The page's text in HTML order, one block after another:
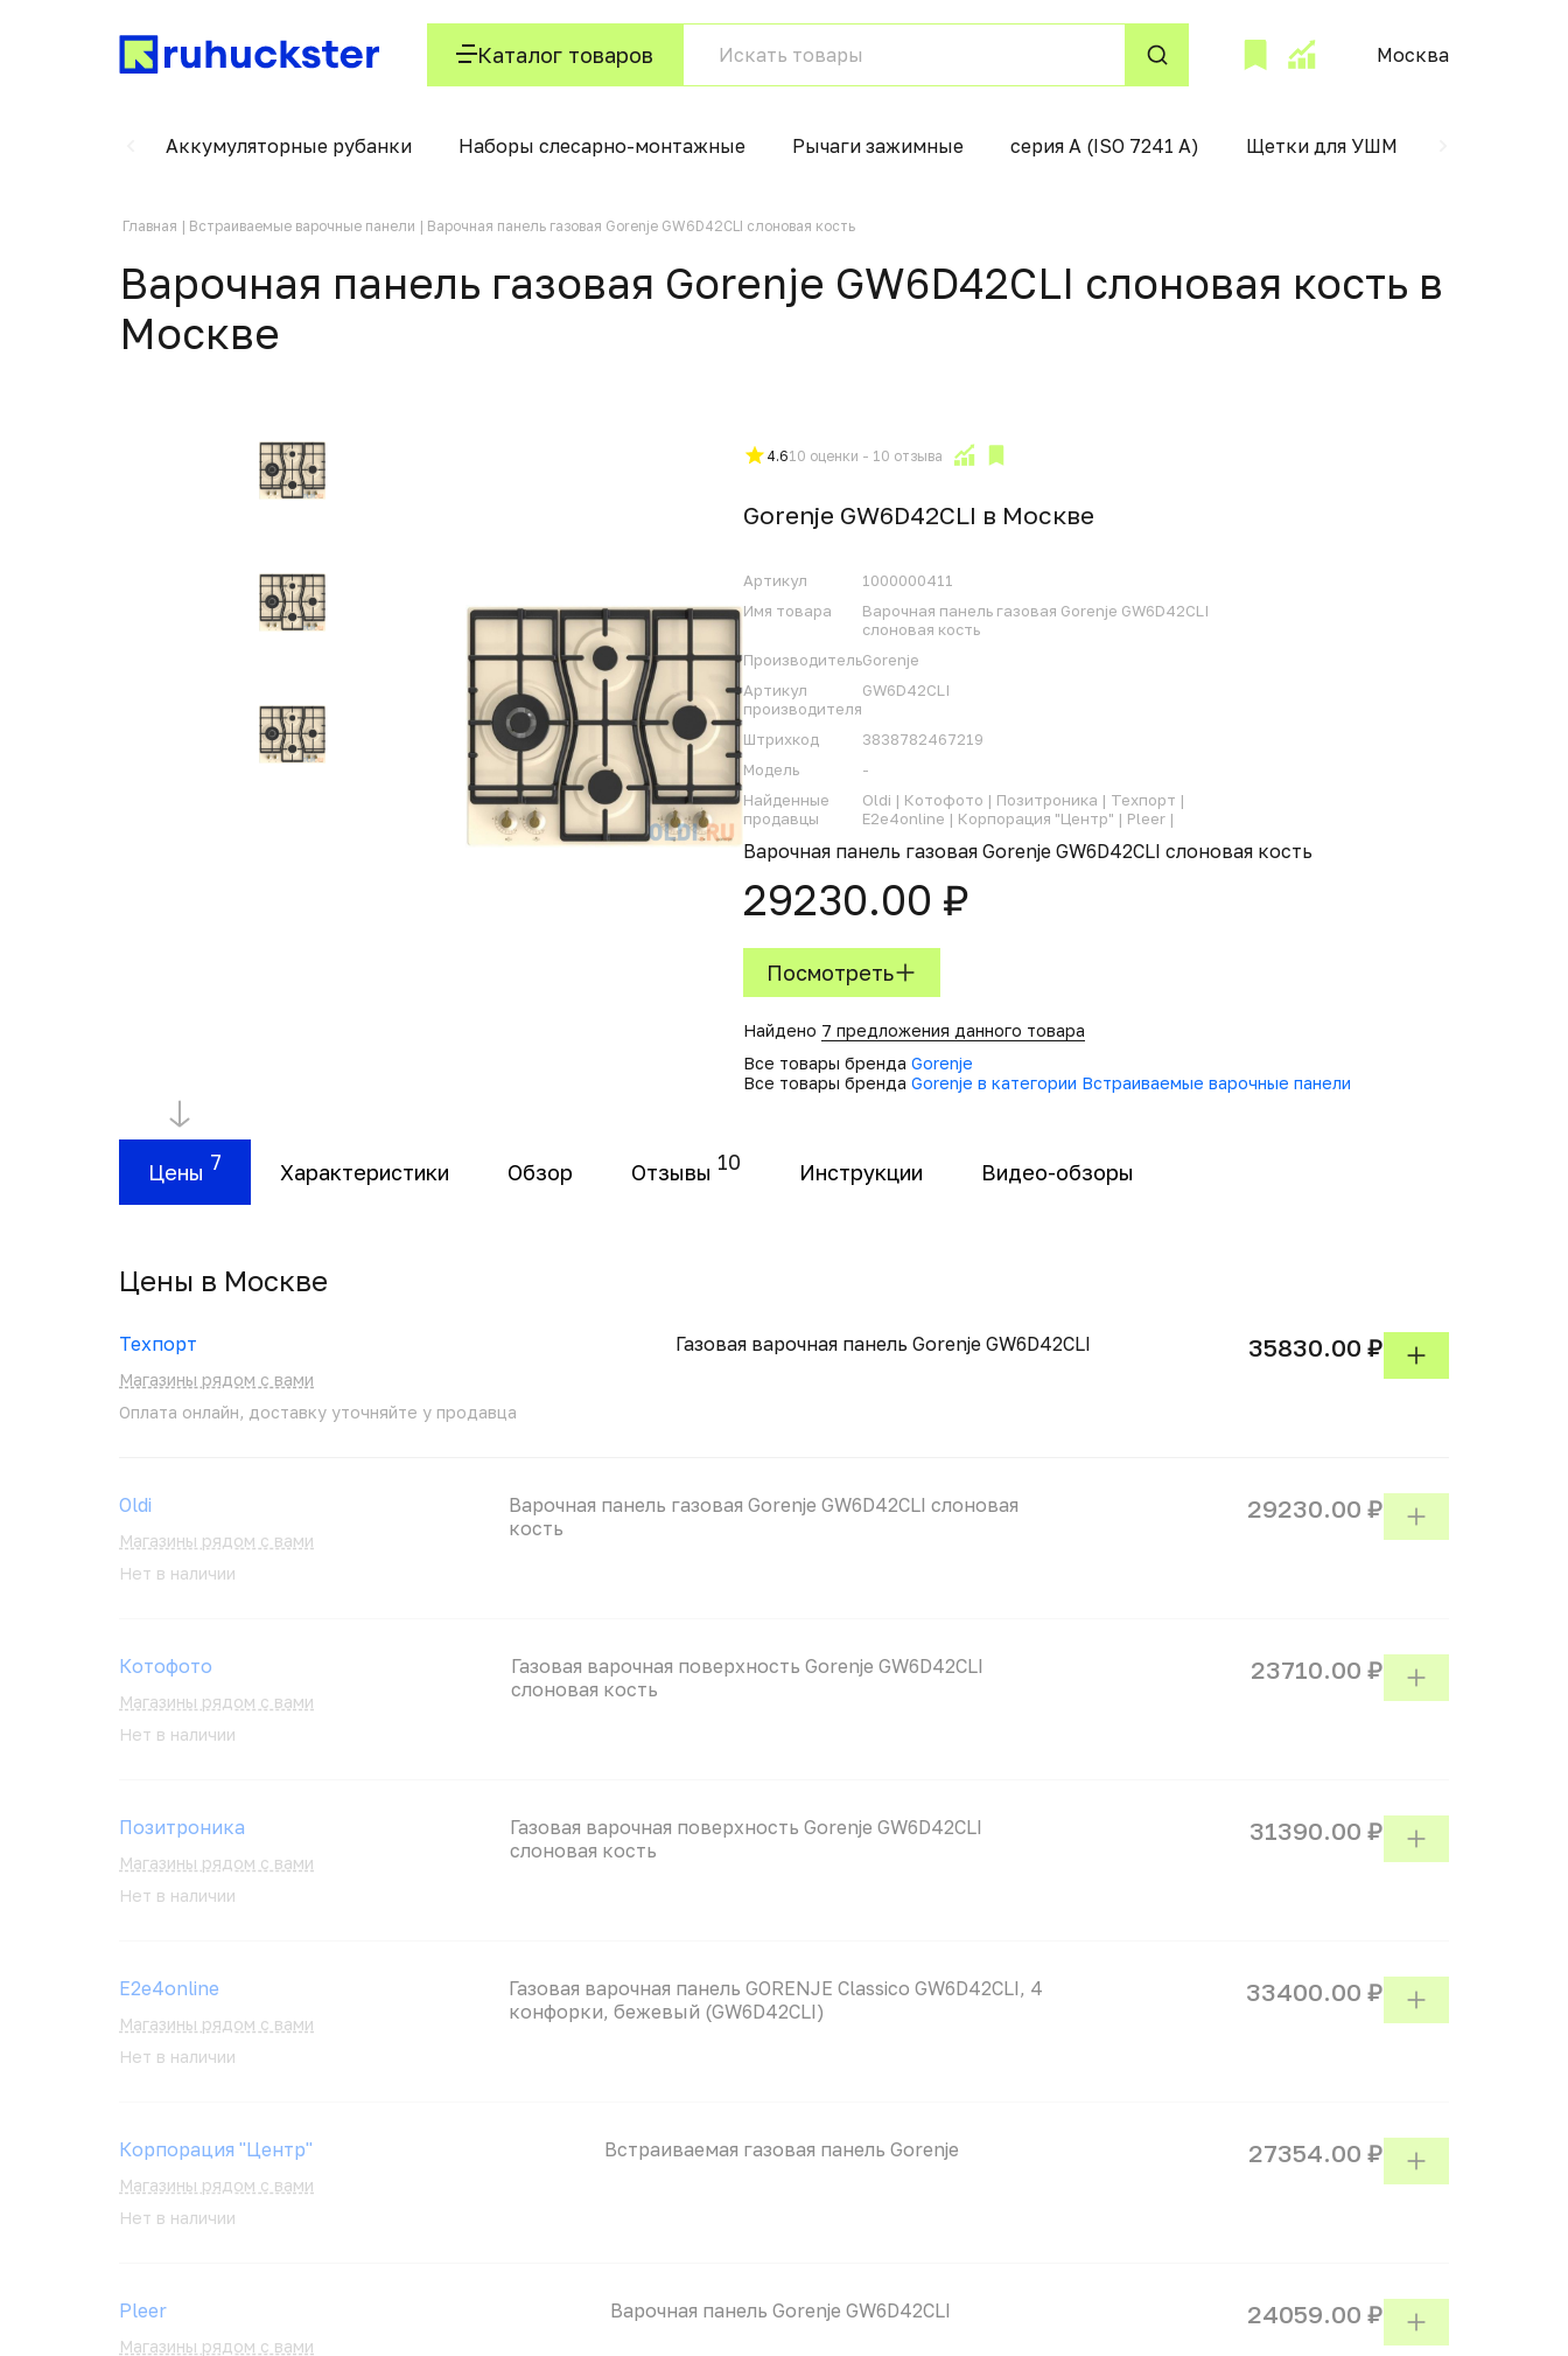
Каталог товаров Москва
Аккумуляторные рубанки Наборы слесарно-монтажные Рычаги зажимные серия А (ISO 7241 А) Щетки для УШМ
Главная Встраиваемые варочные панели Варочная панель газовая Gorenje GW6D42CLI слоновая кость
Варочная панель газовая Gorenje GW6D42CLI слоновая кость в
Москвe
4.610 оценки - 10 отзыва
Gorenje GW6D42CLI в Москвe
Артикул
1000000411
Имя товара
Варочная панель газовая Gorenje GW6D42CLI
слоновая кость
ПроизводительGorenje
Артикул
производителя
GW6D42CLI
Штрихкод
3838782467219
Модель
-
Найденные
продавцы
Oldi | Котофото | Позитроника | Техпорт |
E2e4online | Корпорация "Центр" | Pleer |
Варочная панель газовая Gorenje GW6D42CLI слоновая кость
29230.00 ₽
Посмотреть
Найдено 7 предложения данного товара
Все товары бренда Gorenje
Все товары бренда Gorenje в категории Встраиваемые варочные панели
Цены 7 Характеристики Обзор Отзывы 10 Инструкции Видео-обзоры
Цены в Москвe
Техпорт
Магазины рядом с вами
Оплата онлайн, доставку уточняйте у продавца
Газовая варочная панель Gorenje GW6D42CLI 35830.00 ₽
Oldi
Магазины рядом с вами
Нет в наличии
Варочная панель газовая Gorenje GW6D42CLI слоновая
кость
29230.00 ₽
Котофото
Магазины рядом с вами
Нет в наличии
Газовая варочная поверхность Gorenje GW6D42CLI
слоновая кость
23710.00 ₽
Позитроника
Магазины рядом с вами
Нет в наличии
Газовая варочная поверхность Gorenje GW6D42CLI
слоновая кость
31390.00 ₽
E2e4online
Магазины рядом с вами
Нет в наличии
Газовая варочная панель GORENJE Classico GW6D42CLI, 4
конфорки, бежевый (GW6D42CLI)
33400.00 ₽
Корпорация "Центр"
Магазины рядом с вами
Нет в наличии
Встраиваемая газовая панель Gorenje 27354.00 ₽
Pleer
Магазины рядом с вами
Варочная панель Gorenje GW6D42CLI 24059.00 ₽